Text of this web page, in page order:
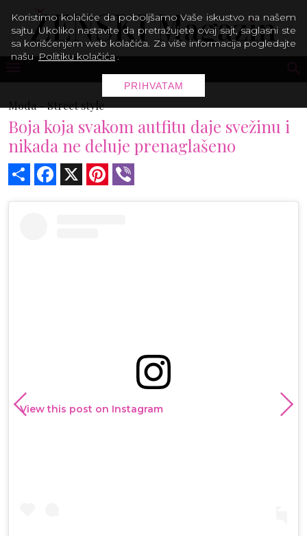
Moda -Street style
Boja koja svakom autfitu daje svežinu i
nikada ne deluje prenaglašeno
Share Facebook Pinterest
View this post on Instagram
Koristimo kolačiće da poboljšamo Vaše iskustvo na našem
sajtu. Ukoliko nastavite da pretražujete ovaj sajt, saglasni ste
sa korišćenjem web kolačića. Za više informacija pogledajte
našu Politiku kolačića .
PRIHVATAM